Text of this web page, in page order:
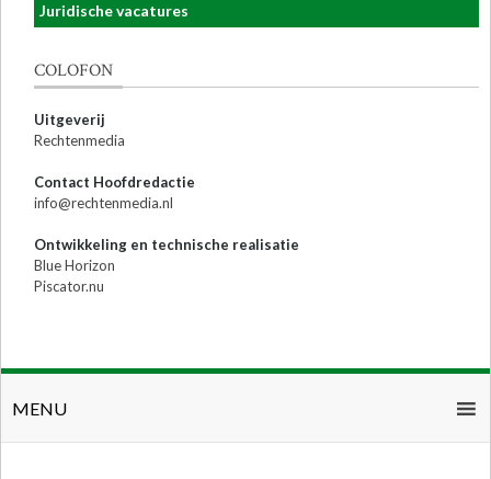
Juridische vacatures
COLOFON
Uitgeverij
Rechtenmedia
Contact Hoofdredactie
info@rechtenmedia.nl
Ontwikkeling en technische realisatie
Blue Horizon
Piscator.nu
MENU